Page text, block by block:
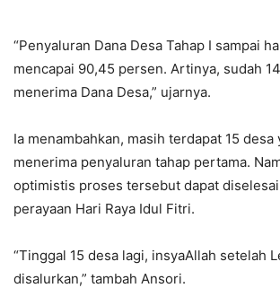
“Penyaluran Dana Desa Tahap I sampai
mencapai 90,45 persen. Artinya, sudah
menerima Dana Desa,” ujarnya.
Ia menambahkan, masih terdapat 15 desa
menerima penyaluran tahap pertama.
optimistis proses tersebut dapat
perayaan Hari Raya Idul Fitri.
“Tinggal 15 desa lagi, insyaAllah setelah
disalurkan,” tambah Ansori.